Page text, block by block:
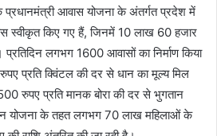
प्रधानमंत्री आवास योजना के अंतर्गत प्रदेश में
स्वीकृत किए गए हैं, जिनमें 10 लाख 60 हजार
लगभग 1600 आवासों का निर्माण किया
प्रति क्विंटल की दर से धान का मूल्य मिल
रुपए प्रति मानक बोरा की दर से भुगतान
योजना के तहत लगभग 70 लाख महिलाओं के